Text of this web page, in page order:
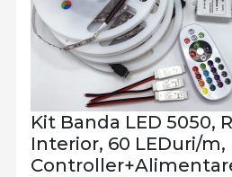
Kit Banda LED 5050,
Interior, 60 LEDuri/m,